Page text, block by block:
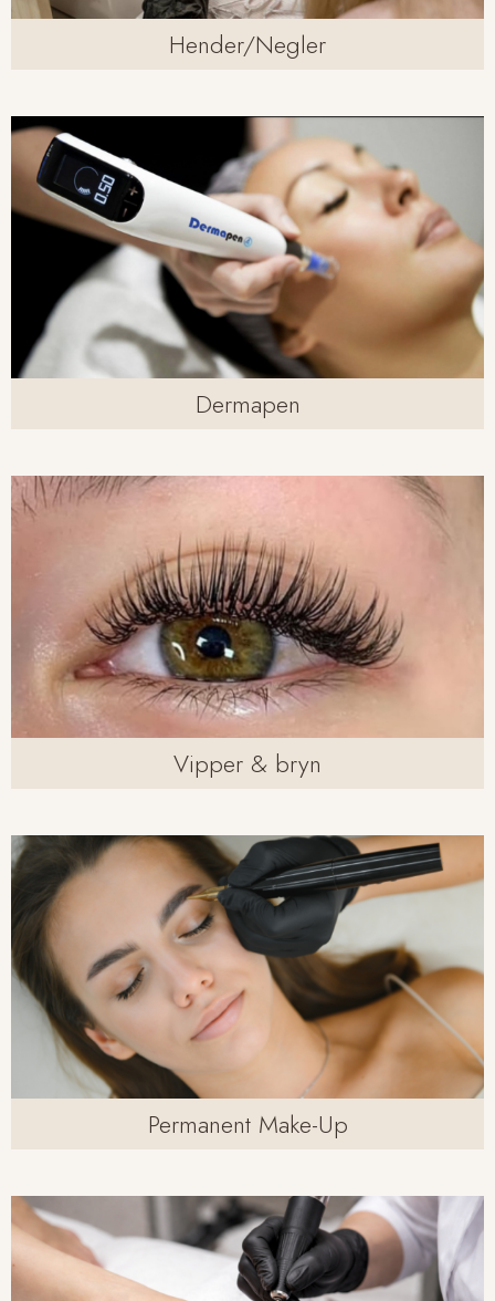
Hender/Negler
Dermapen
Vipper & bryn
Permanent Make-Up